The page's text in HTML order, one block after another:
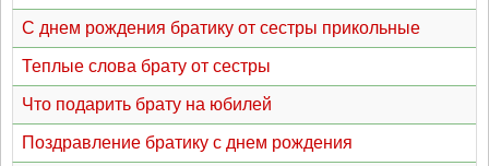
С днем рождения братику от сестры прикольные
Теплые слова брату от сестры
Что подарить брату на юбилей
Поздравление братику с днем рождения